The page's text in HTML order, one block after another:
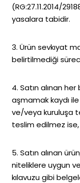
(RG:27.11.2014/
yasalara tabidir.
3. Ürün sevkıyat
belirtilmediği
4. Satın alınan
aşmamak kaydı
ve/veya kuruluşa
teslim edilmez ise,
5. Satın alınan
niteliklere uygun
kılavuzu gibi